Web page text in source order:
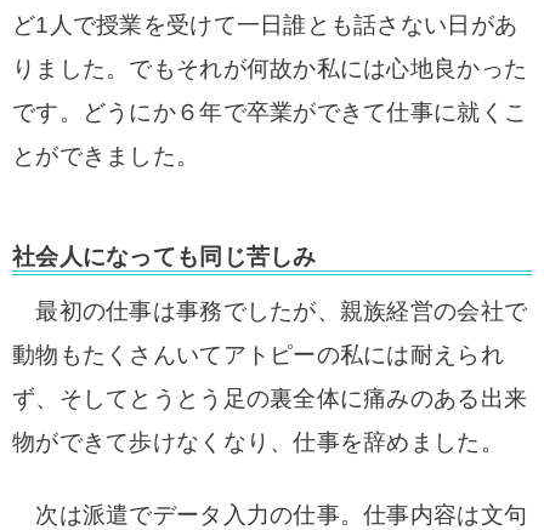
ど1人で授業を受けて一日誰とも話さない日があ
りました。でもそれが何故か私には心地良かった
です。
どうにか６年で卒業ができて仕事に就くこ
とができました。
社会人になっても同じ苦しみ
最初の仕事は事務でしたが、親族経営の会社で
動物もたくさんいてアトピーの私には耐えられ
ず、そしてとうとう足の裏全体に痛みのある出来
物ができて歩けなくなり、仕事を辞めました。
次は派遣でデータ入力の仕事。仕事内容は文句